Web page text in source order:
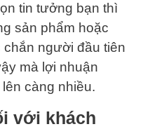
tin tưởng bạn thì
sản phẩm hoặc
người đầu tiên
mà lợi nhuận
càng nhiều.
với khách